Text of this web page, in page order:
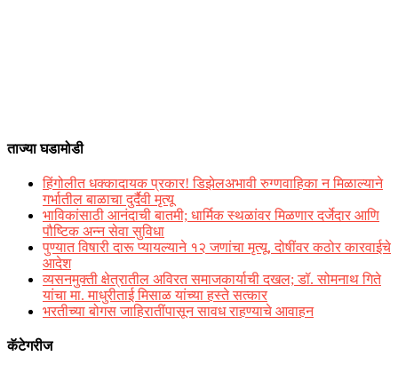
ताज्या घडामोडी
हिंगोलीत धक्कादायक प्रकार! डिझेलअभावी रुग्णवाहिका न मिळाल्याने
गर्भातील बाळाचा दुर्दैवी मृत्यू
भाविकांसाठी आनंदाची बातमी; धार्मिक स्थळांवर मिळणार दर्जेदार आणि
पौष्टिक अन्न सेवा सुविधा
पुण्यात विषारी दारू प्यायल्याने १२ जणांचा मृत्यू, दोषींवर कठोर कारवाईचे
आदेश
व्यसनमुक्ती क्षेत्रातील अविरत समाजकार्याची दखल; डॉ. सोमनाथ गिते
यांचा मा. माधुरीताई मिसाळ यांच्या हस्ते सत्कार
भरतीच्या बोगस जाहिरातींपासून सावध राहण्याचे आवाहन
कॅटेगरीज